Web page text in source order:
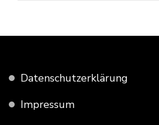
Datenschutzerklärung
Impressum